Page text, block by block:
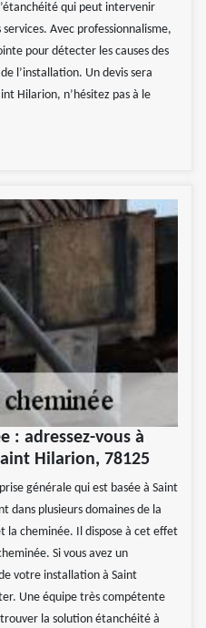
qui peut intervenir
Avec professionnalisme,
pour détecter les causes des
l’installation. Un devis sera
Hilarion, n’hésitez pas à le
: adressez-vous à
Hilarion, 78125
générale qui est basée à Saint
dans plusieurs domaines de la
la cheminée. Il dispose à cet effet
Si vous avez un
votre installation à Saint
Une équipe très compétente
la solution étanchéité à